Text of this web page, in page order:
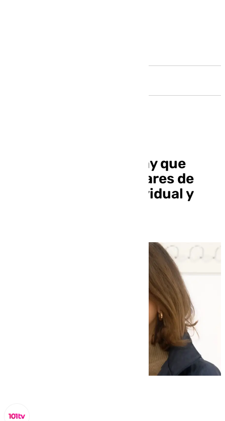
Patricia Navarro: «Hay que
mantener los estándares de
responsabilidad individual y